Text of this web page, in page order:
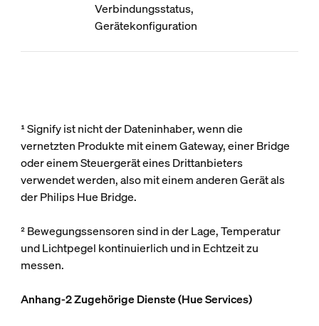
Verbindungsstatus,
Gerätekonfiguration
¹ Signify ist nicht der Dateninhaber, wenn die
vernetzten Produkte mit einem Gateway, einer Bridge
oder einem Steuergerät eines Drittanbieters
verwendet werden, also mit einem anderen Gerät als
der Philips Hue Bridge.
² Bewegungssensoren sind in der Lage, Temperatur
und Lichtpegel kontinuierlich und in Echtzeit zu
messen.
Anhang-2 Zugehörige Dienste (Hue Services)